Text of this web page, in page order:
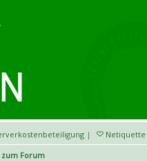
| Netiquette
zum Forum